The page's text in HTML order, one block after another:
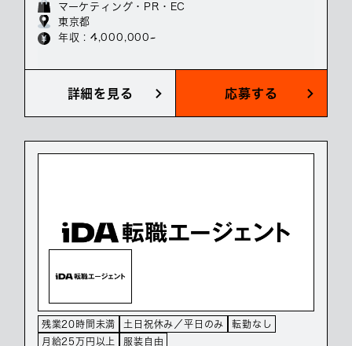
マーケティング・PR・EC
東京都
年収 : 4,000,000~
詳細を見る 応募する
残業20時間未満 土日祝休み／平日のみ
転勤なし
月給25万円以上
服装自由